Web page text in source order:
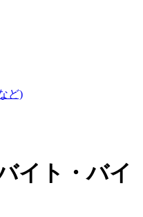
ど)
イト・バイ